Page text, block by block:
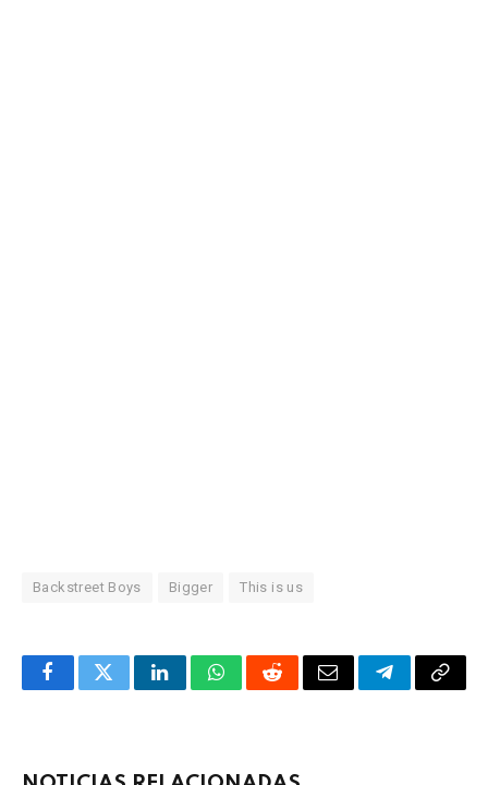
Backstreet Boys Bigger This is us
FacebookTwitterLinkedInWhatsAppRedditCorreoTelegrama